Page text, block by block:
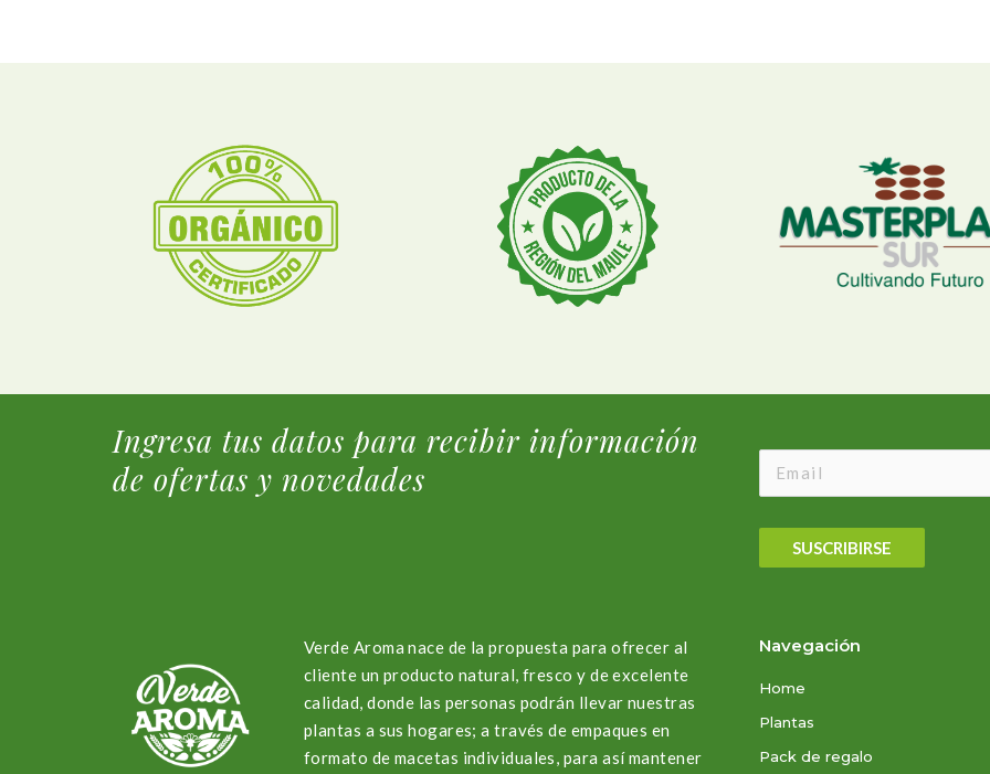
Ingresa tus datos para recibir información
de ofertas y novedades
SUSCRIBIRSE
Verde Aroma nace de la propuesta para ofrecer al
cliente un producto natural, fresco y de excelente
calidad, donde las personas podrán llevar nuestras
plantas a sus hogares; a través de empaques en
formato de macetas individuales, para así mantener
Navegación
Home
Plantas
Pack de regalo